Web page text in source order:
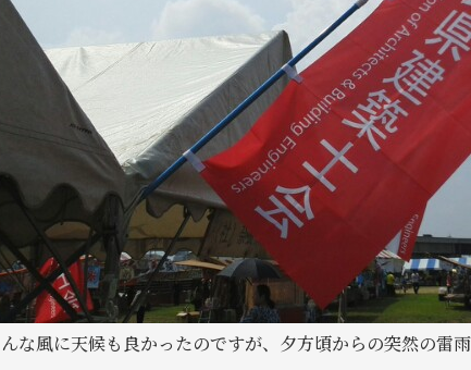
な風に天候も良かったのですが、夕方頃からの突然の雷